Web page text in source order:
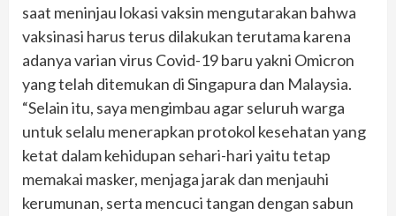
saat meninjau lokasi vaksin mengutarakan bahwa
vaksinasi harus terus dilakukan terutama karena
adanya varian virus Covid-19 baru yakni Omicron
yang telah ditemukan di Singapura dan Malaysia.
“Selain itu, saya mengimbau agar seluruh warga
untuk selalu menerapkan protokol kesehatan yang
ketat dalam kehidupan sehari-hari yaitu tetap
memakai masker, menjaga jarak dan menjauhi
kerumunan, serta mencuci tangan dengan sabun